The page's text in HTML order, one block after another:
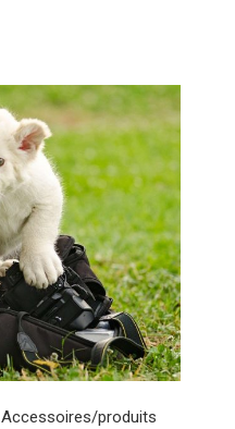
Accessoires/produits